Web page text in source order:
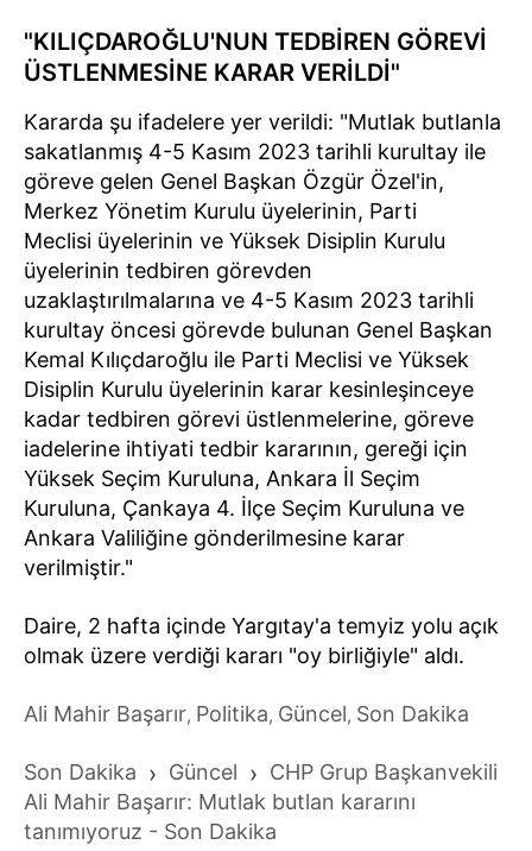
"KILIÇDAROĞLU'NUN TEDBİREN GÖREVİ
ÜSTLENMESİNE KARAR VERİLDİ"
Kararda şu ifadelere yer verildi: "Mutlak butlanla
sakatlanmış 4-5 Kasım 2023 tarihli kurultay ile
göreve gelen Genel Başkan Özgür Özel'in,
Merkez Yönetim Kurulu üyelerinin, Parti
Meclisi üyelerinin ve Yüksek Disiplin Kurulu
üyelerinin tedbiren görevden
uzaklaştırılmalarına ve 4-5 Kasım 2023 tarihli
kurultay öncesi görevde bulunan Genel Başkan
Kemal Kılıçdaroğlu ile Parti Meclisi ve Yüksek
Disiplin Kurulu üyelerinin karar kesinleşinceye
kadar tedbiren görevi üstlenmelerine, göreve
iadelerine ihtiyati tedbir kararının, gereği için
Yüksek Seçim Kuruluna, Ankara İl Seçim
Kuruluna, Çankaya 4. İlçe Seçim Kuruluna ve
Ankara Valiliğine gönderilmesine karar
verilmiştir."
Daire, 2 hafta içinde Yargıtay'a temyiz yolu açık
olmak üzere verdiği kararı "oy birliğiyle" aldı.
Ali Mahir Başarır, Politika, Güncel, Son Dakika
Son Dakika › Güncel › CHP Grup Başkanvekili
Ali Mahir Başarır: Mutlak butlan kararını
tanımıyoruz - Son Dakika